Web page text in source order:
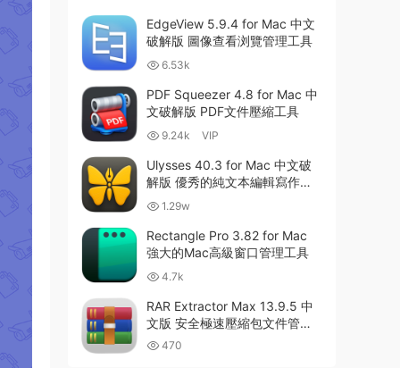
EdgeView 5.9.4 for Mac 中文
破解版 圖像查看浏覽管理工具
6.53k
PDF Squeezer 4.8 for Mac 中
文破解版 PDF文件壓縮工具
9.24k VIP
Ulysses 40.3 for Mac 中文破
解版 優秀的純文本編輯寫作軟
件 1.29w
Rectangle Pro 3.82 for Mac
強大的Mac高級窗口管理工具
4.7k
RAR Extractor Max 13.9.5 中
文版 安全極速壓縮包文件管理
器 470